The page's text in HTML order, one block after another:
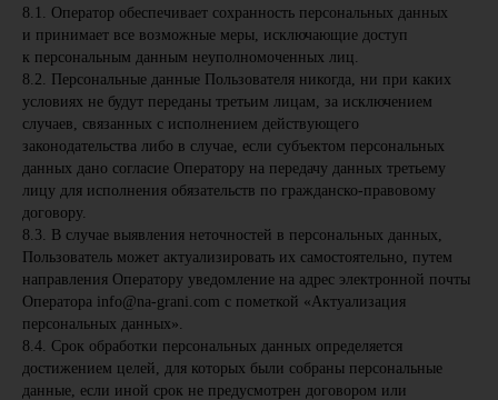
8.1. Оператор обеспечивает сохранность персональных данных
и принимает все возможные меры, исключающие доступ
к персональным данным неуполномоченных лиц.
8.2. Персональные данные Пользователя никогда, ни при каких
условиях не будут переданы третьим лицам, за исключением
случаев, связанных с исполнением действующего
законодательства либо в случае, если субъектом персональных
данных дано согласие Оператору на передачу данных третьему
лицу для исполнения обязательств по гражданско-правовому
договору.
8.3. В случае выявления неточностей в персональных данных,
Пользователь может актуализировать их самостоятельно, путем
направления Оператору уведомление на адрес электронной почты
Оператора info@na-grani.com с пометкой «Актуализация
персональных данных».
8.4. Срок обработки персональных данных определяется
достижением целей, для которых были собраны персональные
данные, если иной срок не предусмотрен договором или